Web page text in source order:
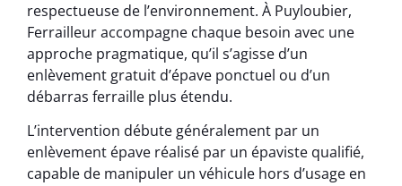
respectueuse de l’environnement. À Puyloubier,
Ferrailleur accompagne chaque besoin avec une
approche pragmatique, qu’il s’agisse d’un
enlèvement gratuit d’épave ponctuel ou d’un
débarras ferraille plus étendu.
L’intervention débute généralement par un
enlèvement épave réalisé par un épaviste qualifié,
capable de manipuler un véhicule hors d’usage en